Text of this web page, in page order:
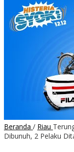
Beranda / Riau
Dibunuh, 2 Pelaku